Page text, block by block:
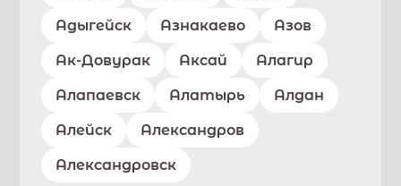
Адыгейск Азнакаево Азов
Ак-Довурак Аксай Алагир
Алапаевск Алатырь Алдан
Алейск Александров
Александровск